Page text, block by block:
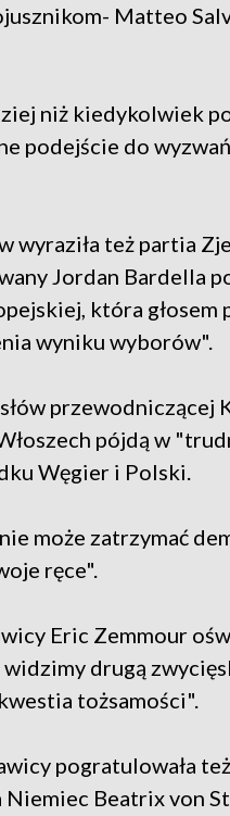
Matteo
niż kiedykolwiek
podejście do
wyraziła też partia
Jordan Bardella
która głosem
wyniku wyborów".
pójdą w
Węgier i Polski.
może zatrzymać
ręce".
Eric Zemmour
drugą
tożsamości".
pogratulowała
Beatrix von